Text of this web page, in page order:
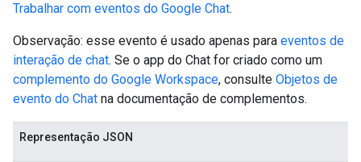
Trabalhar com eventos do Google Chat.
Observação: esse evento é usado apenas para eventos de
interação de chat. Se o app do Chat for criado como um
complemento do Google Workspace, consulte Objetos de
evento do Chat na documentação de complementos.
Representação JSON